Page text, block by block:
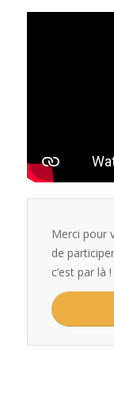
Merci pour
de
c’est par là !